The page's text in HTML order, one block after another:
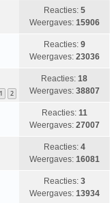
Reacties: 5
Weergaves: 15906
Reacties: 9
Weergaves: 23036
1 2
Reacties: 18
Weergaves: 38807
Reacties: 11
Weergaves: 27007
Reacties: 4
Weergaves: 16081
Reacties: 3
Weergaves: 13934